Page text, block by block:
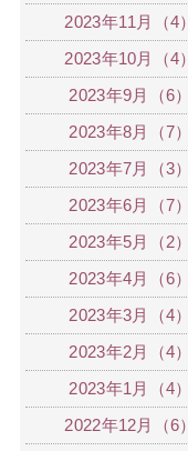
2023年11月（4）
2023年10月（4）
2023年9月（6）
2023年8月（7）
2023年7月（3）
2023年6月（7）
2023年5月（2）
2023年4月（6）
2023年3月（4）
2023年2月（4）
2023年1月（4）
2022年12月（6）